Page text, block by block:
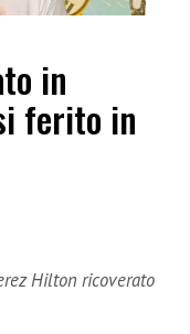
in
ferito in
Hilton ricoverato